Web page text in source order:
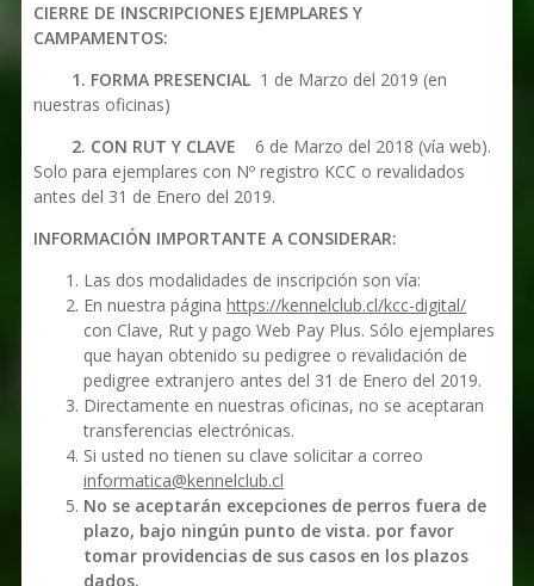
CIERRE DE INSCRIPCIONES EJEMPLARES Y
CAMPAMENTOS:
1. FORMA PRESENCIAL 1 de Marzo del 2019 (en
nuestras oficinas)
2. CON RUT Y CLAVE
6 de Marzo del 2018 (vía web).
Solo para ejemplares con Nº registro KCC o revalidados
antes del 31 de Enero del 2019.
INFORMACIÓN IMPORTANTE A CONSIDERAR:
Las dos modalidades de inscripción son vía:
En nuestra página https://kennelclub.cl/kcc-digital/
con Clave, Rut y pago Web Pay Plus. Sólo ejemplares
que hayan obtenido su pedigree o revalidación de
pedigree extranjero antes del 31 de Enero del 2019.
Directamente en nuestras oficinas, no se aceptaran
transferencias electrónicas.
Si usted no tienen su clave solicitar a correo
informatica@kennelclub.cl
No se aceptarán excepciones de perros fuera de
plazo, bajo ningún punto de vista. por favor
tomar providencias de sus casos en los plazos
dados.